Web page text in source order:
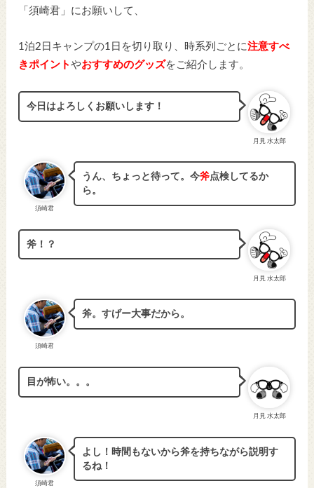
「須崎君」にお願いして、
1泊2日キャンプの1日を切り取り、時系列ごとに注意すべ
きポイントやおすすめのグッズをご紹介します。
月見 水太郎
今日はよろしくお願いします！
須崎君
うん、ちょっと待って。今斧点検してるか
ら。
月見 水太郎
斧！？
須崎君
斧。すげー大事だから。
月見 水太郎
目が怖い。。。
須崎君
よし！時間もないから斧を持ちながら説明す
るね！